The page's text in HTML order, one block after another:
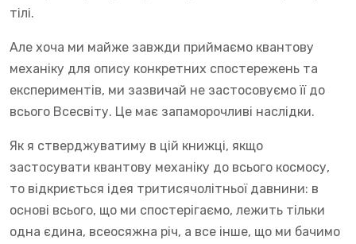
тілі.
Але хоча ми майже завжди приймаємо квантову
механіку для опису конкретних спостережень та
експериментів, ми зазвичай не застосовуємо її до
всього Всесвіту. Це має запаморочливі наслідки.
Як я стверджуватиму в цій книжці, якщо
застосувати квантову механіку до всього космосу,
то відкриється ідея тритисячолітньої давнини: в
основі всього, що ми спостерігаємо, лежить тільки
одна єдина, всеосяжна річ, а все інше, що ми бачимо